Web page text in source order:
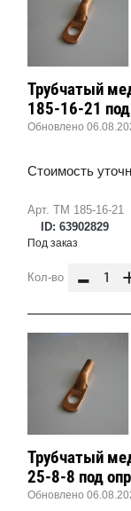
Арт. ТМ 185-16-21
ID: 63902829
Трубчатый
185-16-21
Обновлено
Стоимость
Под заказ
Кол-во -
Трубчатый
25-8-8 под
Обновлено